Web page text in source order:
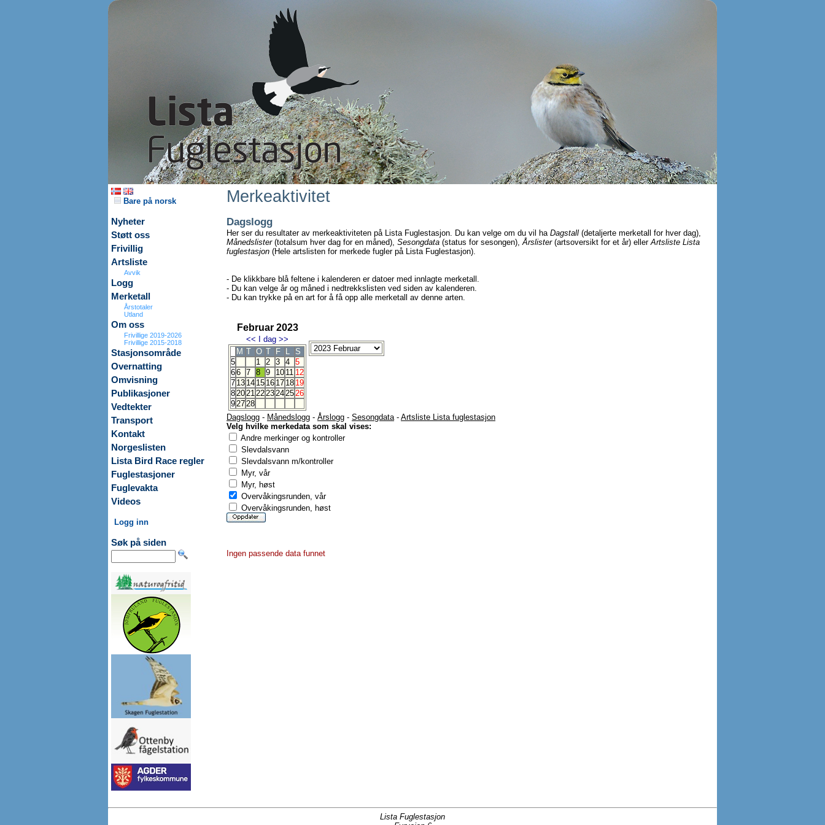
Bare på norsk
Nyheter
Støtt oss
Frivillig
Artsliste
Avvik
Logg
Merketall
Årstotaler
Utland
Om oss
Frivillige 2019-2026
Frivillige 2015-2018
Stasjonsområde
Overnatting
Omvisning
Publikasjoner
Vedtekter
Transport
Kontakt
Norgeslisten
Lista Bird Race regler
Fuglestasjoner
Fuglevakta
Videos
Logg inn
Søk på siden
Merkeaktivitet
Dagslogg
Her ser du resultater av merkeaktiviteten på Lista Fuglestasjon. Du kan velge om du vil ha Dagstall (detaljerte merketall for hver dag),
Månedslister(totalsum hver dag for en måned), Sesongdata (status for sesongen),Årslister(artsoversikt for et år) ellerArtsliste Lista
fuglestasjon (Hele artslisten for merkede fugler på Lista Fuglestasjon).
- De klikkbare blå feltene i kalenderen er datoer med innlagte merketall.
- Du kan velge år og måned i nedtrekkslisten ved siden av kalenderen.
- Du kan trykke på en art for å få opp alle merketall av denne arten.
Februar 2023
<< I dag >>
M T O T F L
S
5
1 2 3 4 5
66 7 8 9 10 11 12
7 13 14 15 16 17 18 19
820212223242526
92728
Dagslogg - Månedslogg - Årslogg - Sesongdata- Artsliste Lista fuglestasjon
Velg hvilke merkedata som skal vises:
Andre merkinger og kontroller
Slevdalsvann
Slevdalsvann m/kontroller
Myr, vår
Myr, høst
Overvåkingsrunden, vår
Overvåkingsrunden, høst
Ingen passende data funnet
Lista Fuglestasjon